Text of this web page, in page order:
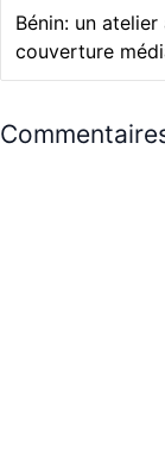
Bénin: un
couverture